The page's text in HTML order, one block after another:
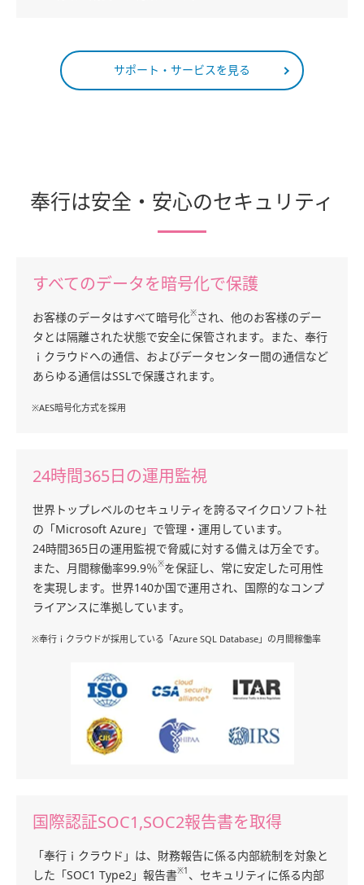
サポート・サービスを見る
奉行は安全・安心のセキュリティ
すべてのデータを暗号化で保護
お客様のデータはすべて暗号化※ され、他のお客様のデー
タとは隔離された状態で安全に保管されます。また、奉行
ｉクラウドへの通信、およびデータセンター間の通信など
あらゆる通信はSSLで保護されます。
※AES暗号化方式を採用
24時間365日の運用監視
世界トップレベルのセキュリティを誇るマイクロソフト社
の「Microsoft Azure」で管理・運用しています。
24時間365日の運用監視で脅威に対する備えは万全です。
また、月間稼働率99.9％※を保証し、常に安定した可用性
を実現します。世界140か国で運用され、国際的なコンプ
ライアンスに準拠しています。
※奉行ｉクラウドが採用している「Azure SQL Database」の月間稼働率
国際認証SOC1,SOC2報告書を取得
「奉行ｉクラウド」は、財務報告に係る内部統制を対象と
した「SOC1 Type2」報告書※1 、セキュリティに係る内部